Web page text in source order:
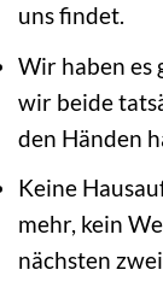
uns findet.
Wir haben es
wir beide
den Händen
Keine
mehr, kein
nächsten